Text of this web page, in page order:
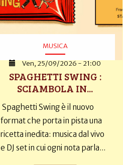
MUSICA
Ven, 25/09/2026 - 21:00
SPAGHETTI SWING :
SCIAMBOLA IN...
Spaghetti Swing è il nuovo
format che porta in pista una
ricetta inedita: musica dal vivo
e DJ set in cui ogni nota parla...